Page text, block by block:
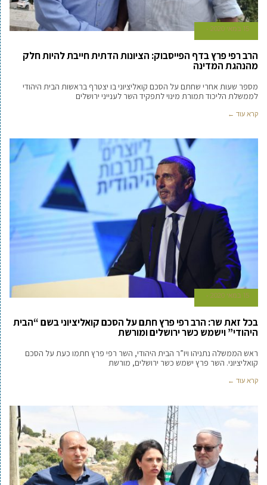
15 במאי 2020
הרב רפי פרץ בדף הפייסבוק: הציונות הדתית חייבת להיות חלק
מהנהגת המדינה
מספר שעות אחרי שחתם על הסכם קואליציוני בו יצטרף בראשות הבית היהודי
לממשלת הליכוד תמורת מינוי לתפקיד השר לענייני ירושלים
קרא עוד ←
15 במאי 2020
בכל זאת שר: הרב רפי פרץ חתם על הסכם קואליציוני בשם “הבית
היהודי” וישמש כשר ירושלים ומורשת
ראש הממשלה נתניהו ויו”ר הבית היהודי, השר רפי פרץ חתמו כעת על הסכם
קואליציוני. השר פרץ ישמש כשר ירושלים, מורשת
קרא עוד ←